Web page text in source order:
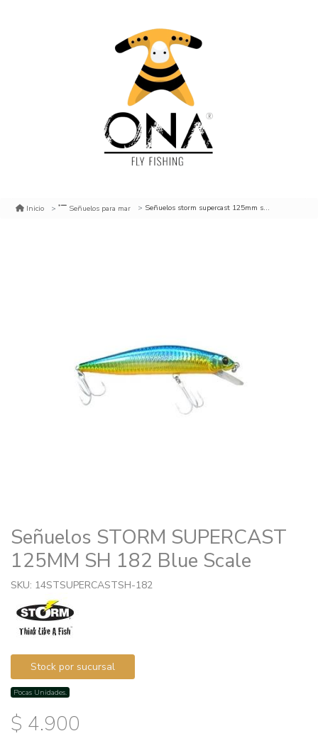
Inicio Señuelos para mar Señuelos storm supercast 125mm sh 182 blue scale
Señuelos STORM SUPERCAST
125MM SH 182 Blue Scale
SKU: 14STSUPERCASTSH-182
Stock por sucursal
Pocas Unidades.
$ 4.900